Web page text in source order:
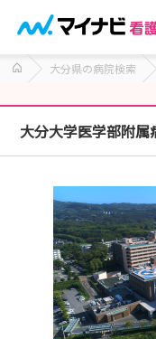
大分県の病院検索
大分大学医学部附属